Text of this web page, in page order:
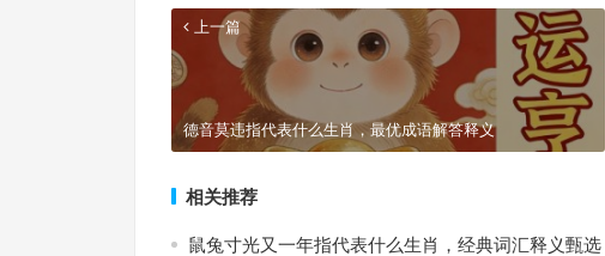
上一篇
德音莫违指代表什么生肖，最优成语解答释义
相关推荐
鼠兔寸光又一年指代表什么生肖，经典词汇释义甄选